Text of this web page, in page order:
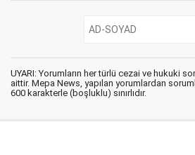
UYARI: Yorumların her türlü cezai ve hukuki
aittir. Mepa News, yapılan yorumlardan
600 karakterle (boşluklu) sınırlıdır.